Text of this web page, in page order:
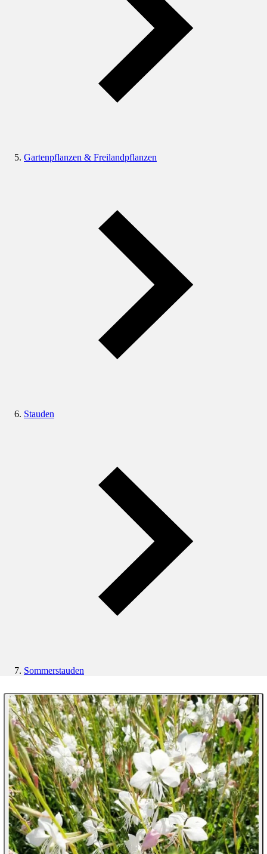
Gartenpflanzen & Freilandpflanzen
Stauden
Sommerstauden